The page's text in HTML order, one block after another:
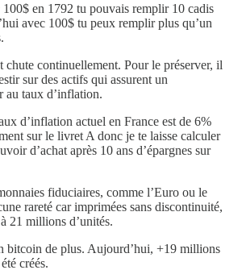
en 1792 tu pouvais remplir 10 cadis
avec 100$ tu peux remplir plus qu’un
chute continuellement. Pour le préserver, il
sur des actifs qui assurent un
au taux d’inflation.
d’inflation actuel en France est de 6%
sur le livret A donc je te laisse calculer
d’achat après 10 ans d’épargnes sur
fiduciaires, comme l’Euro ou le
rareté car imprimées sans discontinuité,
21 millions d’unités.
bitcoin de plus. Aujourd’hui, +19 millions
créés.